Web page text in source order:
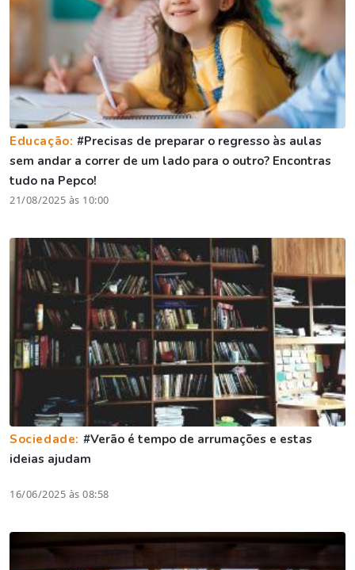
Educação:#Precisas de preparar o regresso às aulas
sem andar a correr de um lado para o outro? Encontras
tudo na Pepco!
21/08/2025 às 10:00
Sociedade: #Verão é tempo de arrumações e estas
ideias ajudam
16/06/2025 às 08:58